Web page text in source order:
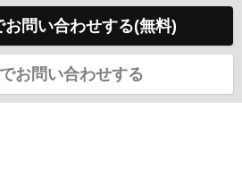
お問い合わせする(無料)
お問い合わせする